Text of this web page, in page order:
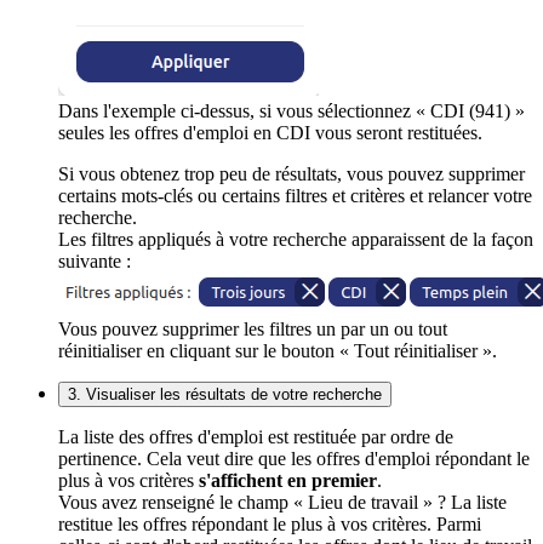
Dans l'exemple ci-dessus, si vous sélectionnez « CDI (941) »
seules les offres d'emploi en CDI vous seront restituées.
Si vous obtenez trop peu de résultats, vous pouvez supprimer
certains mots-clés ou certains filtres et critères et relancer votre
recherche.
Les filtres appliqués à votre recherche apparaissent de la façon
suivante :
Vous pouvez supprimer les filtres un par un ou tout
réinitialiser en cliquant sur le bouton « Tout réinitialiser ».
3. Visualiser les résultats de votre recherche
La liste des offres d'emploi est restituée par ordre de
pertinence. Cela veut dire que les offres d'emploi répondant le
plus à vos critères s'affichent en premier.
Vous avez renseigné le champ « Lieu de travail » ? La liste
restitue les offres répondant le plus à vos critères. Parmi